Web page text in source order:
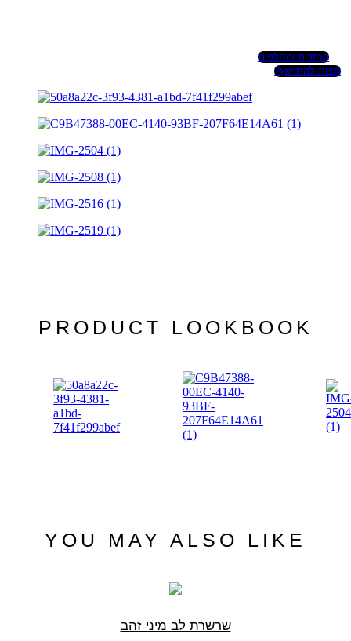
החזרות והחלפות
רוצות להתייעץ?
PRODUCT LOOKBOOK
YOU MAY ALSO LIKE
שרשרת לב מיני זהב